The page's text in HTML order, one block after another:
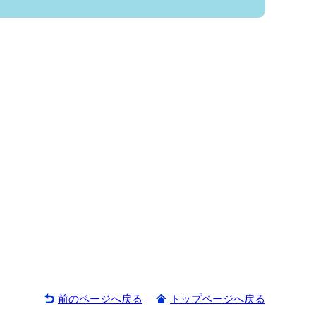
前のページへ戻る トップページへ戻る